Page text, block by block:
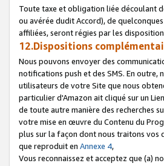
Toute taxe et obligation liée découlant
ou avérée dudit Accord), de
affiliées, seront régies par les
12.Dispositions
Nous pouvons envoyer des
notifications push et des SMS. En
utilisateurs de votre Site que nous
particulier d'Amazon ait cliqué sur un
de toute autre manière des recherches
votre mise en œuvre du Contenu du
plus sur la façon dont nous traitons vos
que reproduit en Annexe 4,
Vous reconnaissez et acceptez que (a)